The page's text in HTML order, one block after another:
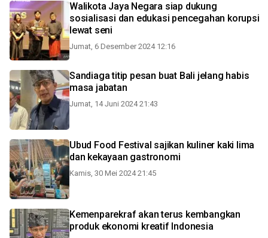
Walikota Jaya Negara siap dukung
sosialisasi dan edukasi pencegahan korupsi
lewat seni
Jumat, 6 Desember 2024 12:16
Sandiaga titip pesan buat Bali jelang habis
masa jabatan
Jumat, 14 Juni 2024 21:43
Ubud Food Festival sajikan kuliner kaki lima
dan kekayaan gastronomi
Kamis, 30 Mei 2024 21:45
Kemenparekraf akan terus kembangkan
produk ekonomi kreatif Indonesia